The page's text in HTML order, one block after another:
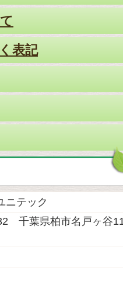
表記
ニテック
千葉県柏市名戸ヶ谷